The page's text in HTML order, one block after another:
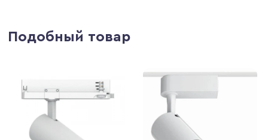
Подобный товар